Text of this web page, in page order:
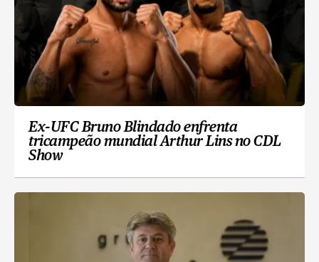
Ex-UFC Bruno Blindado enfrenta
tricampeão mundial Arthur Lins no CDL
Show